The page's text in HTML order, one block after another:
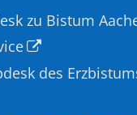
zu Bistum
des